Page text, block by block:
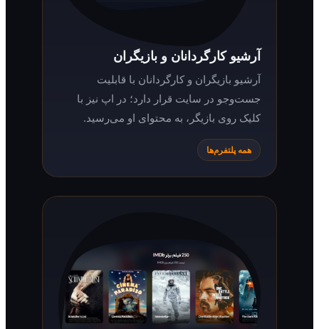
آرشیو کارگردانان و بازیگران
آرشیو بازیگران و کارگردانان با قابلیت
جست‌وجو در سایت قرار دارد؛ در اپ نیز با
کلیک روی بازیگر، به محتوای او می‌رسید.
همه پلتفرم‌ها